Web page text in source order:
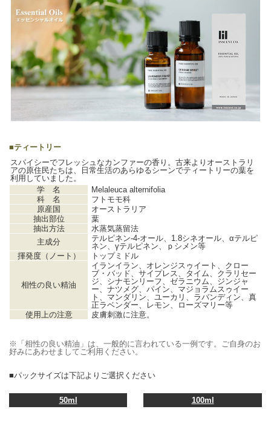
■ティートリー
スパイシーでフレッシュなカンファーの香り。古来よりオーストラリ
アの原住民たちは、日常生活のあらゆるシーンでティートリーの葉を
利用していました。
学 名
Melaleuca alternifolia
科 名
フトモモ科
原産国
オーストラリア
抽出部位
葉
抽出方法
水蒸気蒸留法
主成分
テルピネン‐4‐オール、1.8シネオール、αテルピ
ネン、γテルピネン、ｐシメン等
揮発度（ノート）
トップミドル
相性の良い精油
イランイラン、オレンジスゥイート、クロー
ブ・バッド、サイプレス、タイム、クラリセー
ジ、シナモンリーフ、ゼラニウム、ジンジャ
ー、ナツメグ、パイン、マジョラムスゥイー
ト、マンダリン、ユーカリ、ラバンディン、真
正ラベンダー、レモン、ローズマリー等
使用上の注意
皮膚刺激に注意。
※「相性の良い精油」は、一般的に言われている一例です。ご自身のお
好みにあわせましてご利用ください。
■パックサイズは下記よりご選択ください
50ml 100ml